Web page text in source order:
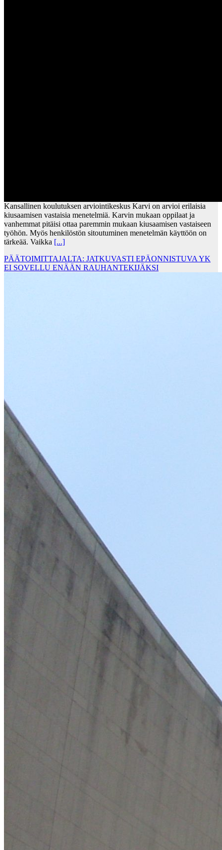
Kansallinen koulutuksen arviointikeskus Karvi on arvioi erilaisia
kiusaamisen vastaisia menetelmiä. Karvin mukaan oppilaat ja
vanhemmat pitäisi ottaa paremmin mukaan kiusaamisen vastaiseen
työhön. Myös henkilöstön sitoutuminen menetelmän käyttöön on
tärkeää. Vaikka [...]
PÄÄTOIMITTAJALTA: JATKUVASTI EPÄONNISTUVA YK
EI SOVELLU ENÄÄN RAUHANTEKIJÄKSI